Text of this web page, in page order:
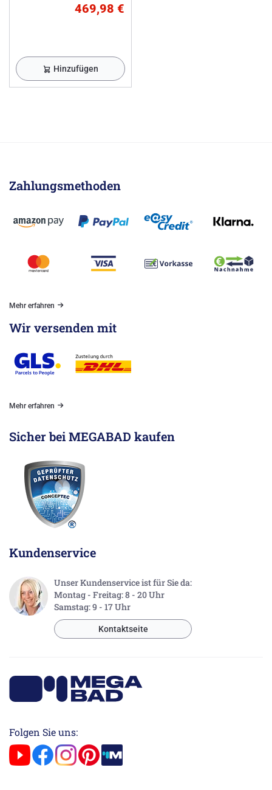
469,98 €
Hinzufügen
Zahlungsmethoden
Mehr erfahren
Wir versenden mit
Mehr erfahren
Sicher bei MEGABAD kaufen
Kundenservice
Unser Kundenservice ist für Sie da:
Montag - Freitag: 8 - 20 Uhr
Samstag: 9 - 17 Uhr
Kontaktseite
Folgen Sie uns: